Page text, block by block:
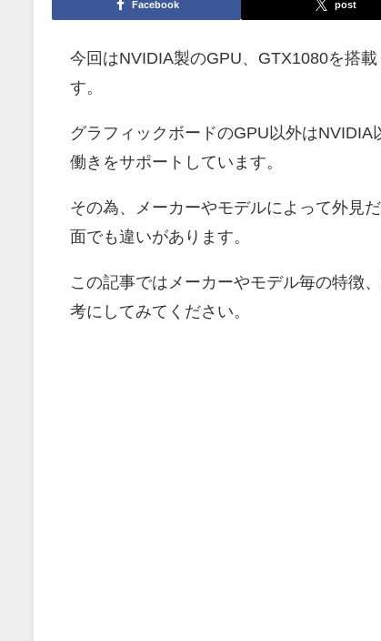
Facebook post
今回はNVIDIA製のGPU、GTX1080を搭
す。
グラフィックボードのGPU以外は
働きをサポートしています。
その為、メーカーやモデルによって外見
面でも違いがあります。
この記事ではメーカーやモデル毎の特徴
考にしてみてください。